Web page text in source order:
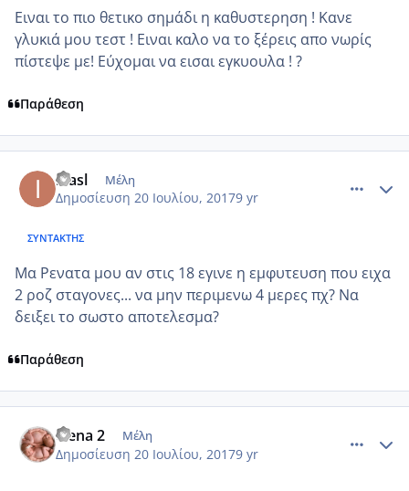
Ειναι το πιο θετικο σημάδι η καθυστερηση ! Κανε
γλυκιά μου τεστ ! Ειναι καλο να το ξέρεις απο νωρίς
πίστεψε με! Εύχομαι να εισαι εγκυουλα ! ?
Παράθεση
inasl Μέλη
Δημοσίευση 20 Ιουλίου, 20179 yr
ΣΥΝΤΆΚΤΗΣ
Μα Ρενατα μου αν στις 18 εγινε η εμφυτευση που ειχα
2 ροζ σταγονες... να μην περιμενω 4 μερες πχ? Να
δειξει το σωστο αποτελεσμα?
Παράθεση
elena 2 Μέλη
Δημοσίευση 20 Ιουλίου, 20179 yr